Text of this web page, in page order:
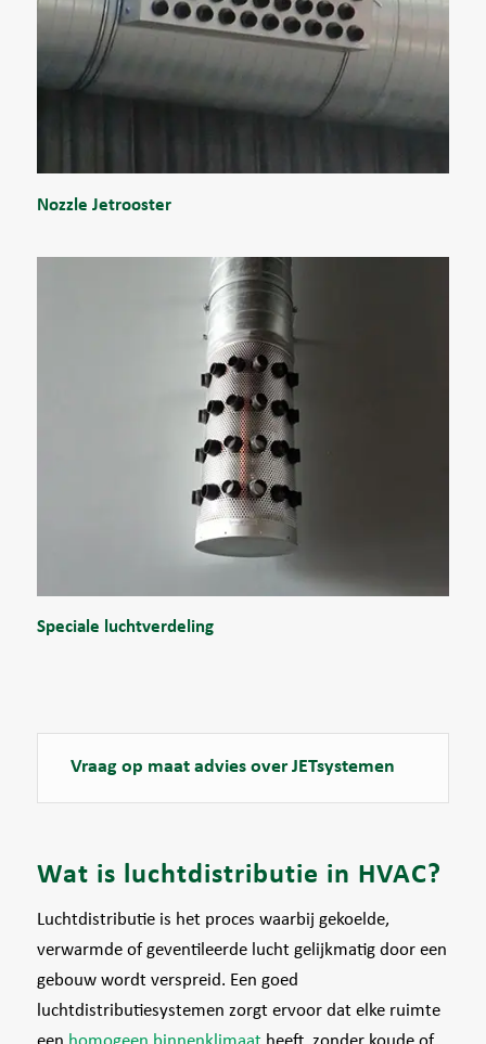
Nozzle Jetrooster
Speciale luchtverdeling
Vraag op maat advies overJETsystemen
Wat is luchtdistributie in HVAC?
Luchtdistributie is het proces waarbij gekoelde,
verwarmde of geventileerde lucht gelijkmatig door een
gebouw wordt verspreid. Een goed
luchtdistributiesystemen zorgt ervoor dat elke ruimte